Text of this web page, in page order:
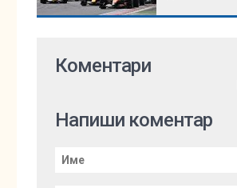
Коментари
Напиши коментар